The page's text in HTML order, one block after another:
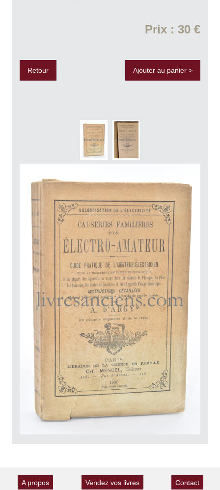
Prix : 30 €
Retour Ajouter au panier >
A propos Vendez vos livres Contact